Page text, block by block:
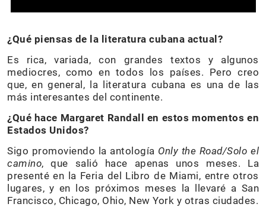
¿Qué piensas de la literatura cubana actual?
Es rica, variada, con grandes textos y algunos
mediocres, como en todos los países. Pero creo
que, en general, la literatura cubana es una de las
más interesantes del continente.
¿Qué hace Margaret Randall en estos momentos en
Estados Unidos?
Sigo promoviendo la antología Only the Road/Solo el
camino, que salió hace apenas unos meses. La
presenté en la Feria del Libro de Miami, entre otros
lugares, y en los próximos meses la llevaré a San
Francisco, Chicago, Ohio, New York y otras ciudades.